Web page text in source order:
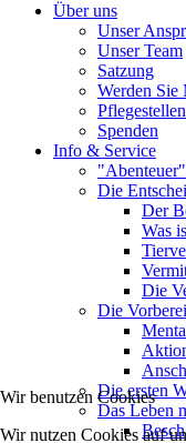
Über uns
Unser
Unser Team
Satzung
Werden Sie
Spenden
Info & Service
Die
Der
Was
Die
Die
Die ersten
Das Leben
Wir benutzen Cookies
Wir nutzen Cookies auf